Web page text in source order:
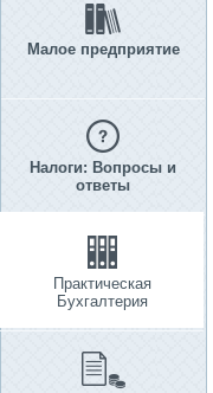
Малое предприятие
Налоги: Вопросы и
ответы
Практическая
Бухгалтерия